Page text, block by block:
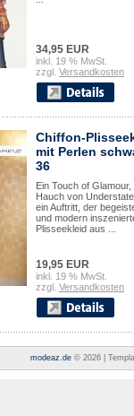
34,95 EUR
inkl. 19 % MwSt.
zzgl. Versandkosten
Chiffon-
mit Perlen
36
Ein Touch of Glamour,
Hauch von
ein Auftritt, der
und modern
Plisseekleid aus ...
19,95 EUR
inkl. 19 % MwSt.
zzgl. Versandkosten
modeaz.de © 2026 |